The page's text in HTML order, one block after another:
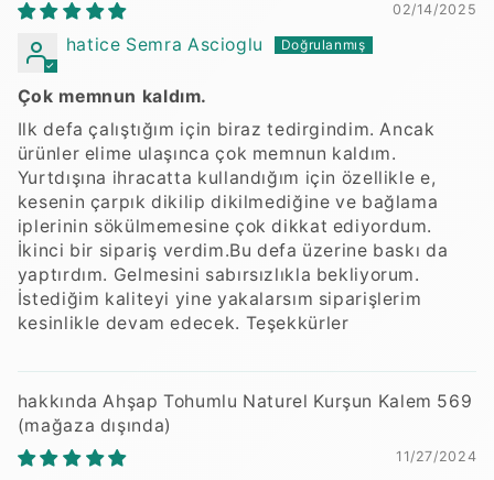
02/14/2025
hatice Semra Ascioglu
Çok memnun kaldım.
Ilk defa çalıştığım için biraz tedirgindim. Ancak
ürünler elime ulaşınca çok memnun kaldım.
Yurtdışına ihracatta kullandığım için özellikle e,
kesenin çarpık dikilip dikilmediğine ve bağlama
iplerinin sökülmemesine çok dikkat ediyordum.
İkinci bir sipariş verdim.Bu defa üzerine baskı da
yaptırdım. Gelmesini sabırsızlıkla bekliyorum.
İstediğim kaliteyi yine yakalarsım siparişlerim
kesinlikle devam edecek. Teşekkürler
Ahşap Tohumlu Naturel Kurşun Kalem 569
11/27/2024